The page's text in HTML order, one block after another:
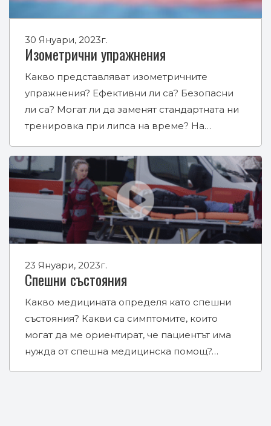
30 Януари, 2023г.
Изометрични упражнения
Какво представляват изометричните
упражнения? Ефективни ли са? Безопасни
ли са? Могат ли да заменят стандартната ни
тренировка при липса на време? На…
23 Януари, 2023г.
Спешни състояния
Какво медицината определя като спешни
състояния? Какви са симптомите, които
могат да ме ориентират, че пациентът има
нужда от спешна медицинска помощ?…